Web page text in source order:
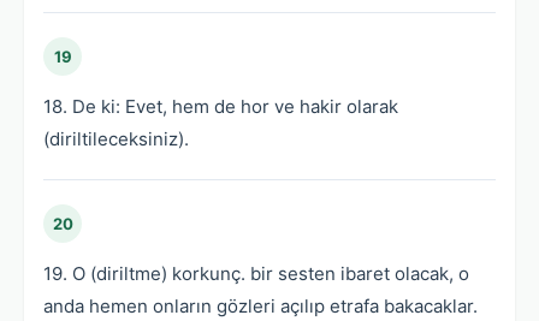
19
18. De ki: Evet, hem de hor ve hakir olarak
(diriltileceksiniz).
20
19. O (diriltme) korkunç. bir sesten ibaret olacak, o
anda hemen onların gözleri açılıp etrafa bakacaklar.